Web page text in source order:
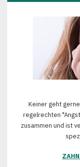
Keiner geht
regelrechten
zusammen und ist